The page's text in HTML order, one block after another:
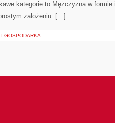
kategorie to Mężczyzna w
założeniu: […]
GOSPODARKA